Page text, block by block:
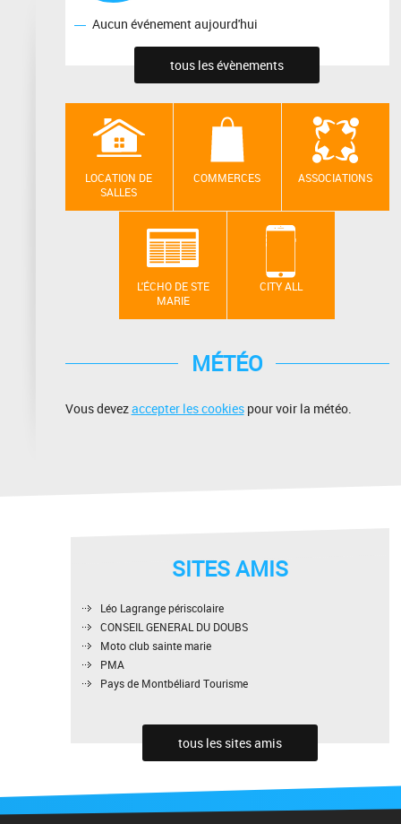
Aucun événement aujourd'hui
tous les évènements
LOCATION DE
SALLES
COMMERCES ASSOCIATIONS
L'ÉCHO DE STE
MARIE
CITY ALL
MÉTÉO
Vous devezaccepter les cookiespour voir la météo.
SITES AMIS
Léo Lagrange périscolaire
CONSEIL GENERAL DU DOUBS
Moto club sainte marie
PMA
Pays de Montbéliard Tourisme
tous les sites amis